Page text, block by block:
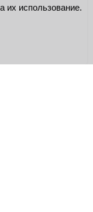
их использование.